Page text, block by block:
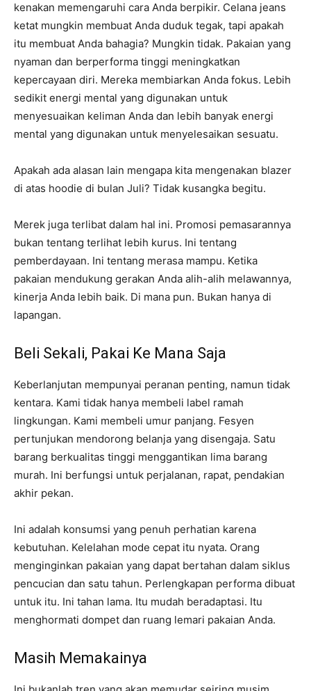
kenakan memengaruhi cara Anda berpikir. Celana jeans
ketat mungkin membuat Anda duduk tegak, tapi apakah
itu membuat Anda bahagia? Mungkin tidak. Pakaian yang
nyaman dan berperforma tinggi meningkatkan
kepercayaan diri. Mereka membiarkan Anda fokus. Lebih
sedikit energi mental yang digunakan untuk
menyesuaikan keliman Anda dan lebih banyak energi
mental yang digunakan untuk menyelesaikan sesuatu.
Apakah ada alasan lain mengapa kita mengenakan blazer
di atas hoodie di bulan Juli? Tidak kusangka begitu.
Merek juga terlibat dalam hal ini. Promosi pemasarannya
bukan tentang terlihat lebih kurus. Ini tentang
pemberdayaan. Ini tentang merasa mampu. Ketika
pakaian mendukung gerakan Anda alih-alih melawannya,
kinerja Anda lebih baik. Di mana pun. Bukan hanya di
lapangan.
Beli Sekali, Pakai Ke Mana Saja
Keberlanjutan mempunyai peranan penting, namun tidak
kentara. Kami tidak hanya membeli label ramah
lingkungan. Kami membeli umur panjang. Fesyen
pertunjukan mendorong belanja yang disengaja. Satu
barang berkualitas tinggi menggantikan lima barang
murah. Ini berfungsi untuk perjalanan, rapat, pendakian
akhir pekan.
Ini adalah konsumsi yang penuh perhatian karena
kebutuhan. Kelelahan mode cepat itu nyata. Orang
menginginkan pakaian yang dapat bertahan dalam siklus
pencucian dan satu tahun. Perlengkapan performa dibuat
untuk itu. Ini tahan lama. Itu mudah beradaptasi. Itu
menghormati dompet dan ruang lemari pakaian Anda.
Masih Memakainya